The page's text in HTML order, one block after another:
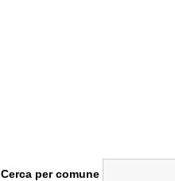
Cerca per comune